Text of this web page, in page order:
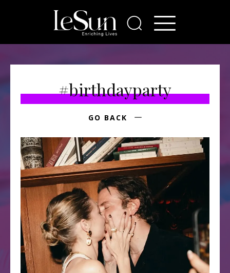
#birthdayparty
GO BACK